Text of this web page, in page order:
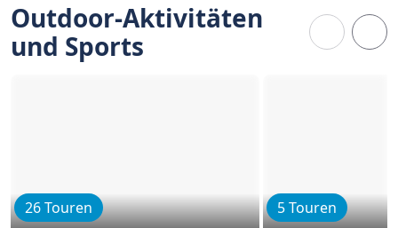
Outdoor-Aktivitäten
und Sports
26 Touren 5 Touren